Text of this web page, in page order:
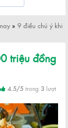
» 9 điều chú ý khi
triệu đồng
4.5/5 trong 3 lượt